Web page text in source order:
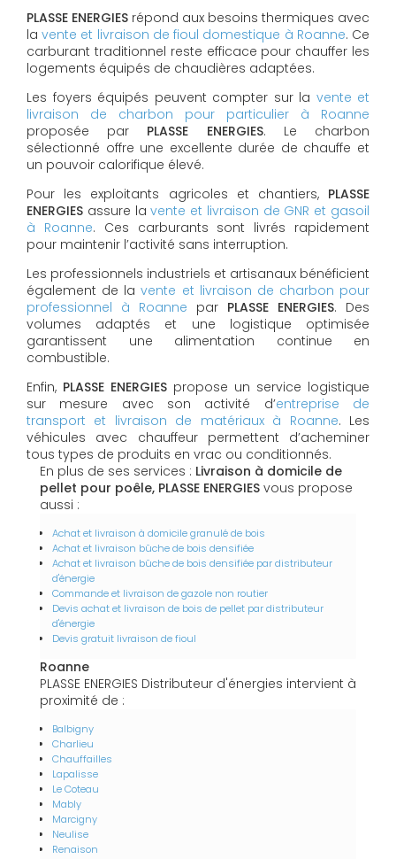
PLASSE ENERGIES répond aux besoins thermiques avec
lavente et livraison de fioul domestique à Roanne. Ce
carburant traditionnel reste efficace pour chauffer les
logements équipés de chaudières adaptées.
Les foyers équipés peuvent compter sur la vente et
livraison de charbon pour particulier à Roanne
proposée par PLASSE ENERGIES. Le charbon
sélectionné offre une excellente durée de chauffe et
un pouvoir calorifique élevé.
Pour les exploitants agricoles et chantiers, PLASSE
ENERGIES assure lavente et livraison de GNR et gasoil
à Roanne. Ces carburants sont livrés rapidement
pour maintenir l’activité sans interruption.
Les professionnels industriels et artisanaux bénéficient
également de lavente et livraison de charbon pour
professionnel à Roanne par PLASSE ENERGIES. Des
volumes adaptés et une logistique optimisée
garantissent une alimentation continue en
combustible.
Enfin, PLASSE ENERGIES propose un service logistique
sur mesure avec son activité d’entreprise de
transport et livraison de matériaux à Roanne. Les
véhicules avec chauffeur permettent d’acheminer
tous types de produits en vrac ou conditionnés.
En plus de ses services : Livraison à domicile de
pellet pour poêle, PLASSE ENERGIES vous propose
aussi :
Achat et livraison à domicile granulé de bois
Achat et livraison bûche de bois densifiée
Achat et livraison bûche de bois densifiée par distributeur
d'énergie
Commande et livraison de gazole non routier
Devis achat et livraison de bois de pellet par distributeur
d'énergie
Devis gratuit livraison de fioul
Roanne
PLASSE ENERGIES Distributeur d'énergies intervient à
proximité de :
Balbigny
Charlieu
Chauffailles
Lapalisse
Le Coteau
Mably
Marcigny
Neulise
Renaison